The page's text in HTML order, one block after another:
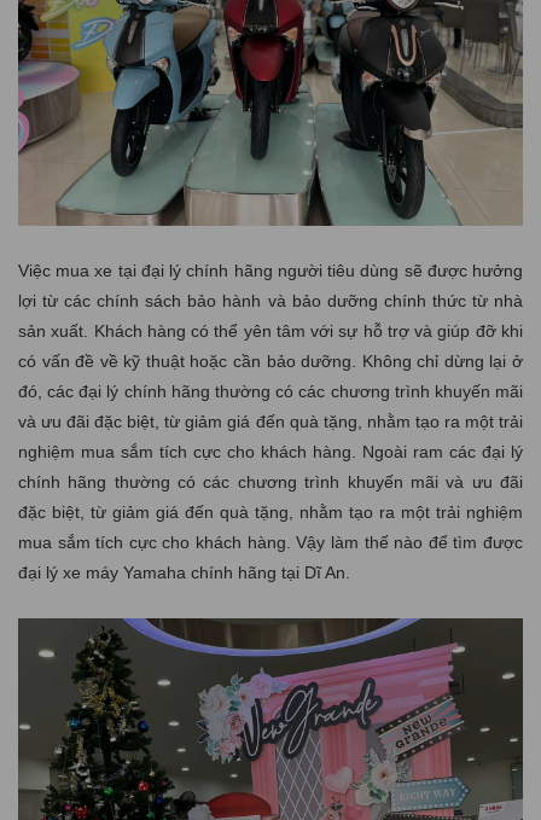
Việc mua xe tại đại lý chính hãng người tiêu dùng sẽ được hưởng
lợi từ các chính sách bảo hành và bảo dưỡng chính thức từ nhà
sản xuất. Khách hàng có thể yên tâm với sự hỗ trợ và giúp đỡ khi
có vấn đề về kỹ thuật hoặc cần bảo dưỡng. Không chỉ dừng lại ở
đó, các đại lý chính hãng thường có các chương trình khuyến mãi
và ưu đãi đặc biệt, từ giảm giá đến quà tặng, nhằm tạo ra một trải
nghiệm mua sắm tích cực cho khách hàng. Ngoài ram các đại lý
chính hãng thường có các chương trình khuyến mãi và ưu đãi
đặc biệt, từ giảm giá đến quà tặng, nhằm tạo ra một trải nghiệm
mua sắm tích cực cho khách hàng. Vậy làm thế nào để tìm được
đại lý xe máy Yamaha chính hãng tại Dĩ An.